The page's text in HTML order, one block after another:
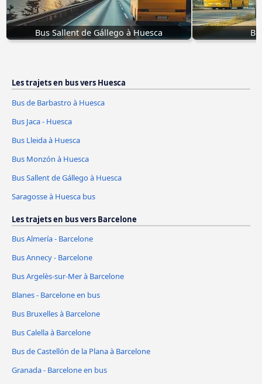
Bus Sallent de Gállego à Huesca
Les trajets en bus vers Huesca
Bus de Barbastro à Huesca
Bus Jaca - Huesca
Bus Lleida à Huesca
Bus Monzón à Huesca
Bus Sallent de Gállego à Huesca
Saragosse à Huesca bus
Les trajets en bus vers Barcelone
Bus Almería - Barcelone
Bus Annecy - Barcelone
Bus Argelès-sur-Mer à Barcelone
Blanes - Barcelone en bus
Bus Bruxelles à Barcelone
Bus Calella à Barcelone
Bus de Castellón de la Plana à Barcelone
Granada - Barcelone en bus